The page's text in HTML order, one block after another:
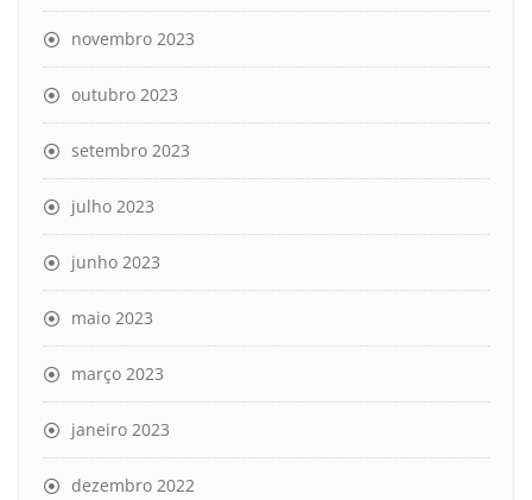
novembro 2023
outubro 2023
setembro 2023
julho 2023
junho 2023
maio 2023
março 2023
janeiro 2023
dezembro 2022